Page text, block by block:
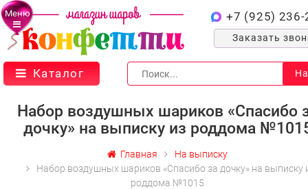
Меню +7 (925) 236-
Заказать
Каталог
Набор воздушных шариков «Спасибо
дочку» на выписку из роддома
Главная
На выписку
Набор воздушных шариков «Спасибо за дочку» на выписку
роддома №1015